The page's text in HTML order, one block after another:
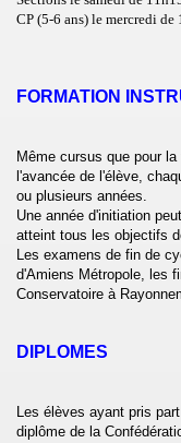
CP (5-6 ans) le mercredi de
FORMATION
Même cursus que pour
l'avancée de l'élève,
ou plusieurs années.
Une année d'initiation
atteint tous les objectifs
Les examens de fin de
d'Amiens Métropole, les
Conservatoire à
DIPLOMES
Les élèves ayant pris
diplôme de la